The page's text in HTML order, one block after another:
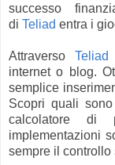
successo
di Teliad entra i
Attraverso Teliad
internet o blog.
semplice
Scopri quali
calcolatore
implementazioni
sempre il controllo